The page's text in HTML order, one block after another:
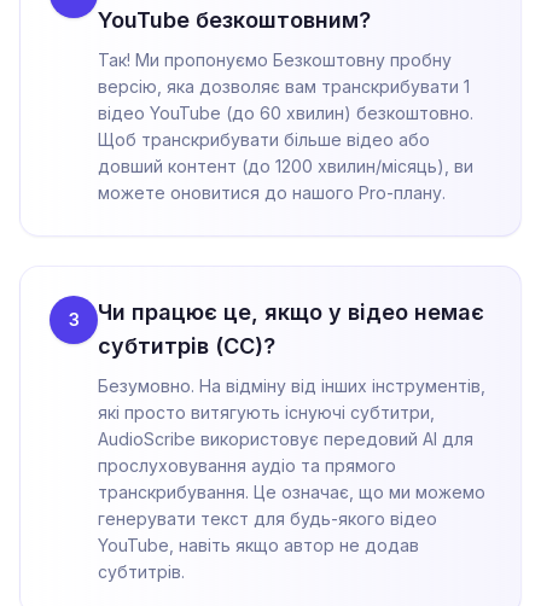
YouTube безкоштовним?
Так! Ми пропонуємо Безкоштовну пробну
версію, яка дозволяє вам транскрибувати 1
відео YouTube (до 60 хвилин) безкоштовно.
Щоб транскрибувати більше відео або
довший контент (до 1200 хвилин/місяць), ви
можете оновитися до нашого Pro-плану.
3
Чи працює це, якщо у відео немає
субтитрів (CC)?
Безумовно. На відміну від інших інструментів,
які просто витягують існуючі субтитри,
AudioScribe використовує передовий AI для
прослуховування аудіо та прямого
транскрибування. Це означає, що ми можемо
генерувати текст для будь-якого відео
YouTube, навіть якщо автор не додав
субтитрів.